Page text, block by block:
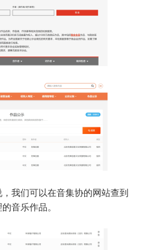
我们可以在音集协的网站查到
音乐作品。